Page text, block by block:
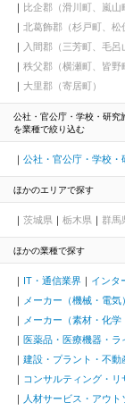
比企郡（滑川町、嵐山
北葛飾郡（杉戸町、松
入間郡（三芳町、毛呂
秩父郡（横瀬町、皆野
大里郡（寄居町）
公社・官公庁・学校・研究
を業種で絞り込む
公社・官公庁・学校・
ほかのエリアで探す
茨城県 栃木県 群馬
ほかの業種で探す
IT・通信業界
インタ
メーカー（機械・電気
メーカー（素材・化
医薬品・医療機器・ラ
建設・プラント・不動
コンサルティング・
人材サービス・アウ